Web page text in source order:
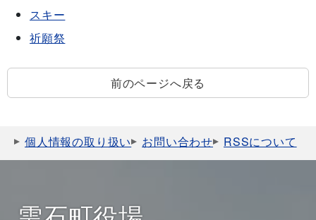
スキー
祈願祭
前のページへ戻る
個人情報の取り扱い お問い合わせ RSSについて